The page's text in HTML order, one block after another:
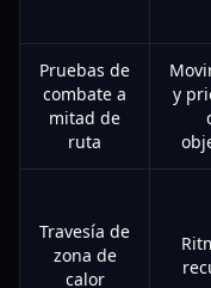
Pruebas de
combate a
mitad de
ruta
y
Travesía de
zona de
calor